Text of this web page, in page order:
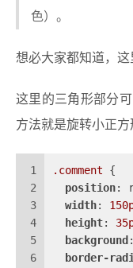
色）。
想必大家都知道，这
这里的三角形部分
方法就是旋转小正
1
2
3
4
5
6
.comment {
position:
width:
height:
background
border-